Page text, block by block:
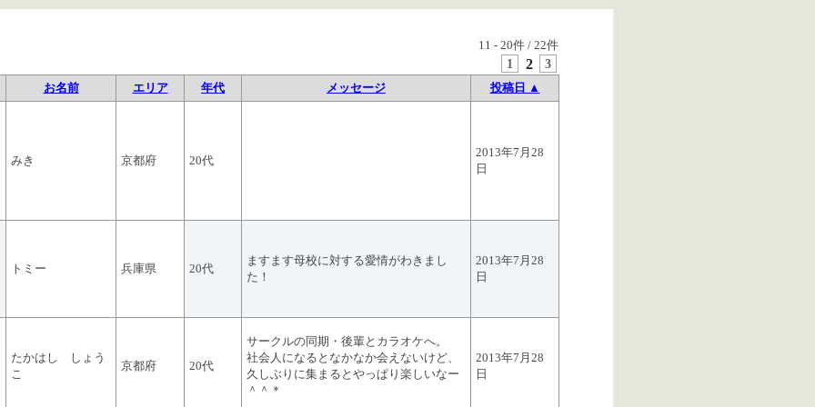
11 - 20件 / 22件
1 2 3
お名前 エリア 年代 メッセージ 投稿日 ▲
みき 京都府 20代
2013年7月28
日
トミー 兵庫県 20代
ますます母校に対する愛情がわきまし
た！
2013年7月28
日
たかはし しょう
こ
京都府 20代
サークルの同期・後輩とカラオケへ。
社会人になるとなかなか会えないけど、
久しぶりに集まるとやっぱり楽しいなー
＾＾＊
2013年7月28
日